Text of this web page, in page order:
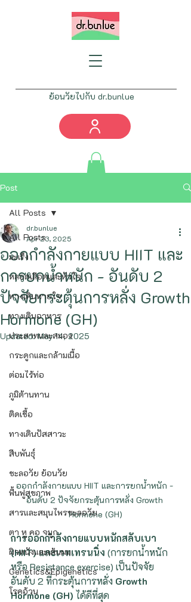
ย้อนวัยไปกับ dr.bunlue
info@drbunlue.com
Post
All Posts
มะเร็ง
หลอดเลือดและหัวใจ
ทางเดินหายใจ
ทางเดินอาหาร
ประสาทและสมอง
กระดูกและกล้ามเนื้อ
ต่อมไร้ท่อ
ภูมิต้านทาน
ติดเชื้อ
ทางเดินปัสสาวะ
สืบพันธุ์
ชะลอวัย ย้อนวัย
ฟื้นฟูสุขภาพ
สารและสมุนไพรชะลอวัย
ตา หู คอ จมูก
ผิวหนังและเส้นผม
Genetics&Epigenetics
โรคอ้วน
All Posts
ออกกำลังกายแบบ HIIT และ
การยกน้ำหนัก - อันดับ 2
ปัจจัยกระตุ้นการหลั่ง Growth
Hormone (GH)
dr.bunlue
Apr 23, 2025
Updated:May 14, 2025
ออกกำลังกายแบบ HIIT และการยกน้ำหนัก -
อันดับ 2 ปัจจัยกระตุ้นการหลั่ง Growth
Hormone (GH)
การออกกำลังกายแบบหนักสลับเบา
(HIIT) และเวทเทรนนิ่ง (การยกน้ำหนัก
หรือ Resistance exercise) เป็นปัจจัย
อันดับ 2 ที่กระตุ้นการหลั่ง Growth
Hormone (GH) ได้ดีที่สุด